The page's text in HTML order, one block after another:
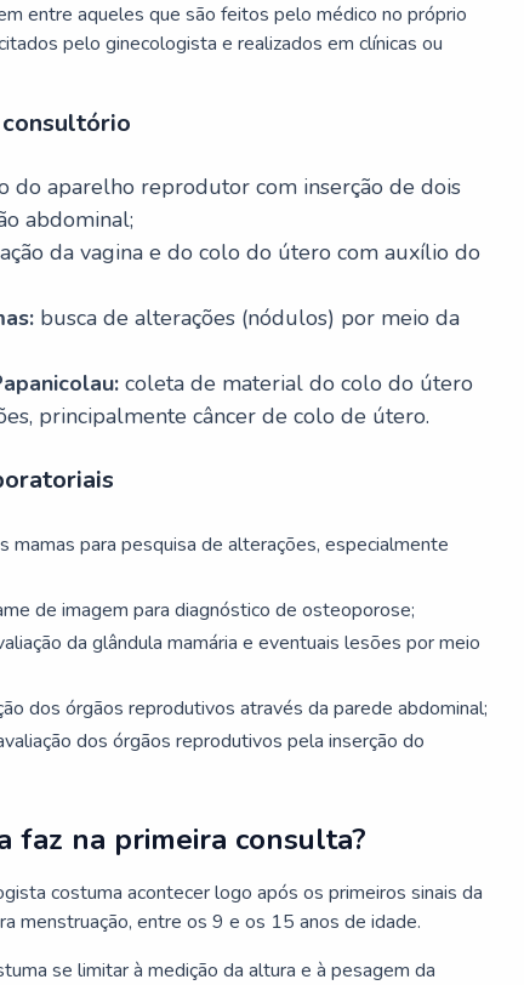
entre aqueles que são feitos pelo médico no próprio
pelo ginecologista e realizados em clínicas ou
do aparelho reprodutor com inserção de dois
abdominal;
da vagina e do colo do útero com auxílio do
busca de alterações (nódulos) por meio da
coleta de material do colo do útero
principalmente câncer de colo de útero.
mamas para pesquisa de alterações, especialmente
de imagem para diagnóstico de osteoporose;
da glândula mamária e eventuais lesões por meio
dos órgãos reprodutivos através da parede abdominal;
dos órgãos reprodutivos pela inserção do
faz na primeira consulta?
costuma acontecer logo após os primeiros sinais da
menstruação, entre os 9 e os 15 anos de idade.
se limitar à medição da altura e à pesagem da